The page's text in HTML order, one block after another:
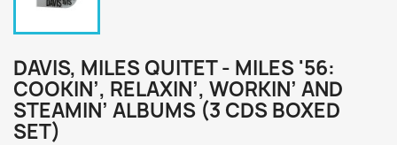
DAVIS, MILES QUITET - MILES '56:
COOKIN’, RELAXIN’, WORKIN’ AND
STEAMIN’ ALBUMS (3 CDS BOXED
SET)